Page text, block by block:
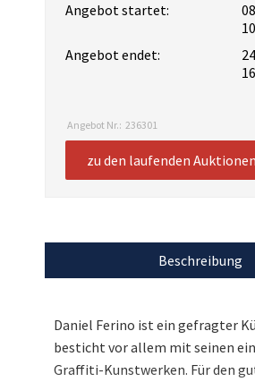
Angebot startet:
Angebot endet:
Angebot Nr.: 236301
zu den laufenden Auktionen
Beschreibung
Daniel Ferino ist ein gefragter
besticht vor allem mit seinen
Graffiti-Kunstwerken. Für den